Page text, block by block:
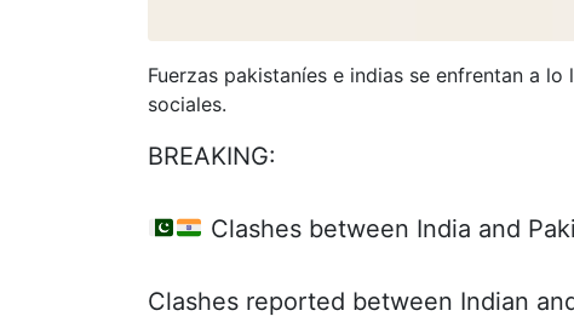
Fuerzas pakistaníes e indias se enfrentan a
sociales.
BREAKING:
Clashes between India and
Clashes reported between Indian